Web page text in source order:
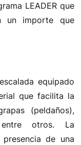
LEADER que
un importe que
equipado
que facilita la
(peldaños),
entre otros. La
de una